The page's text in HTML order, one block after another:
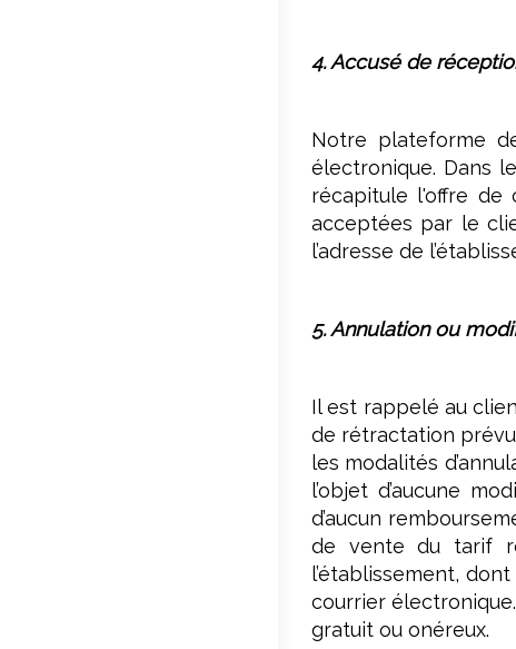
4. Accusé de
Notre plateforme
électronique. Dans
récapitule l'offre de
acceptées par le
l’adresse de
5. Annulation ou
Il est rappelé au
de rétractation prévu
les modalités
l’objet d’aucune
d’aucun
de vente du tarif
l’établissement,
courrier
gratuit ou onéreux.